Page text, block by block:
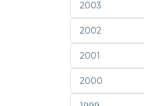
2003
2002
2001
2000